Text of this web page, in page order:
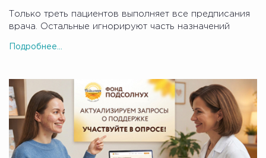
Только треть пациентов выполняет все предписания
врача. Остальные игнорируют часть назначений
Подробнее...